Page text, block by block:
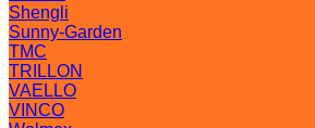
Shengli
Sunny-Garden
TMC
TRILLON
VAELLO
VINCO